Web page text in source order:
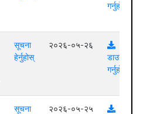
गर्नुहोस्
सूचना
हेर्नुहोस्
२०२६-०५-२६
डाउनलोड
गर्नुहोस्
सूचना
२०२६-०५-२५